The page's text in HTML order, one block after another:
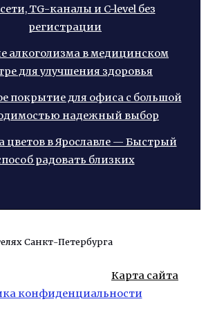
TG-каналы и C-level без
регистрации
алкоголизма в медицинском
для улучшения здоровья
покрытие для офиса с большой
надежный выбор
цветов в Ярославле — Быстрый
радовать близких
Санкт-Петербурга
Карта сайта
конфиденциальности